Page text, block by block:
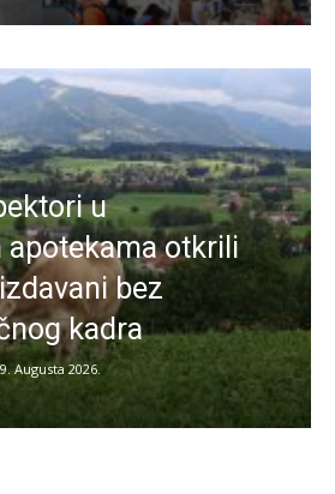
u
otkrili
bez
kadra
9. Augusta 2026.